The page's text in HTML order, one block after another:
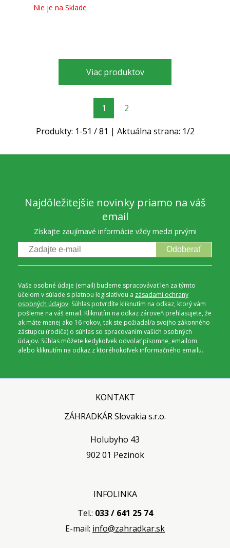
Nie je na Sklade
Viac produktov
1 2
Produkty: 1-51 /81 | Aktuálna strana: 1/2
Najdôležitejšie novinky priamo na váš
email
Získajte zaujímavé informácie vždy medzi prvými
Odoberať
Vaše osobné údaje (email) budeme spracovávať len za týmto
účelom v súlade s platnou legislatívou a zásadami ochrany
osobných údajov. Súhlas potvrdíte kliknutím na odkaz, ktorý vám
pošleme na váš email. Kliknutím na odkaz zároveň prehlasujete, že
ak máte menej ako 16 rokov, tak ste požiadal/a svojho zákonného
zástupcu (rodiča) o súhlas so spracovaním vašich osobných
údajov. Súhlas môžete kedykoľvek odvolať písomne, emailom
alebo kliknutím na odkaz z ktoréhokoľvek informačného emailu.
KONTAKT
ZÁHRADKÁR Slovakia s.r.o.
Holubyho 43
902 01 Pezinok
INFOLINKA
Tel.: 033 / 641 25 74
E-mail: info@zahradkar.sk